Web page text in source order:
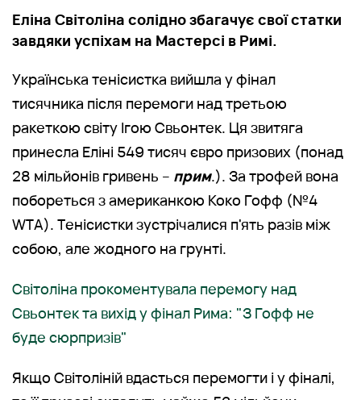
Еліна Світоліна солідно збагачує свої статки
завдяки успіхам на Мастерсі в Римі.
Українська тенісистка вийшла у фінал
тисячника після перемоги над третьою
ракеткою світу Ігою Свьонтек. Ця звитяга
принесла Еліні 549 тисяч євро призових (понад
28 мільйонів гривень – прим.). За трофей вона
побореться з американкою Коко Гофф (№4
WTA). Тенісистки зустрічалися п'ять разів між
собою, але жодного на грунті.
Світоліна прокоментувала перемогу над
Свьонтек та вихід у фінал Рима: "З Гофф не
буде сюрпризів"
Якщо Світоліній вдасться перемогти і у фіналі,